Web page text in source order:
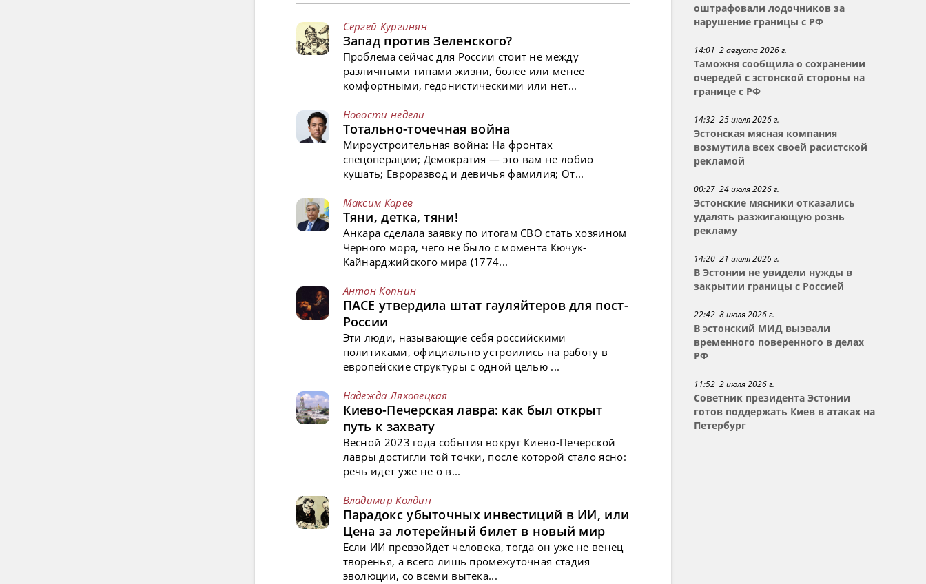
оштрафовали лодочников за
нарушение границы с РФ
14:01 2 августа 2026 г.
Таможня сообщила о сохранении
очередей с эстонской стороны на
границе с РФ
14:32 25 июля 2026 г.
Эстонская мясная компания
возмутила всех своей расистской
рекламой
00:27 24 июля 2026 г.
Эстонские мясники отказались
удалять разжигающую рознь
рекламу
14:20 21 июля 2026 г.
В Эстонии не увидели нужды в
закрытии границы с Россией
22:42 8 июля 2026 г.
В эстонский МИД вызвали
временного поверенного в делах
РФ
11:52 2 июля 2026 г.
Советник президента Эстонии
готов поддержать Киев в атаках на
Петербург
Сергей Кургинян
Запад против Зеленского?
Проблема сейчас для России стоит не между
различными типами жизни, более или менее
комфортными, гедонистическими или нет...
Новости недели
Тотально-точечная война
Мироустроительная война: На фронтах
спецоперации; Демократия — это вам не лобио
кушать; Евроразвод и девичья фамилия; От...
Максим Карев
Тяни, детка, тяни!
Анкара сделала заявку по итогам СВО стать хозяином
Черного моря, чего не было с момента Кючук-
Кайнарджийского мира (1774...
Антон Копнин
ПАСЕ утвердила штат гауляйтеров для пост-
России
Эти люди, называющие себя российскими
политиками, официально устроились на работу в
европейские структуры с одной целью ...
Надежда Ляховецкая
Киево-Печерская лавра: как был открыт
путь к захвату
Весной 2023 года события вокруг Киево-Печерской
лавры достигли той точки, после которой стало ясно:
речь идет уже не о в...
Владимир Колдин
Парадокс убыточных инвестиций в ИИ, или
Цена за лотерейный билет в новый мир
Если ИИ превзойдет человека, тогда он уже не венец
творенья, а всего лишь промежуточная стадия
эволюции, со всеми вытека...